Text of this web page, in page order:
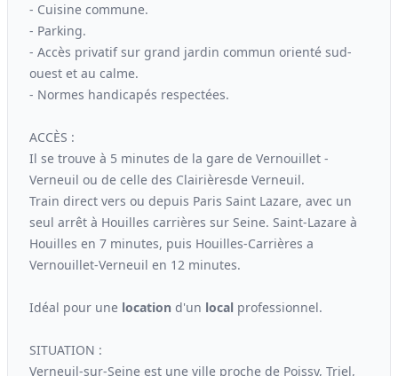
- Cuisine commune.
- Parking.
- Accès privatif sur grand jardin commun orienté sud-
ouest et au calme.
- Normes handicapés respectées.
ACCÈS :
Il se trouve à 5 minutes de la gare de Vernouillet -
Verneuil ou de celle des Clairièresde Verneuil.
Train direct vers ou depuis Paris Saint Lazare, avec un
seul arrêt à Houilles carrières sur Seine. Saint-Lazare à
Houilles en 7 minutes, puis Houilles-Carrières a
Vernouillet-Verneuil en 12 minutes.
Idéal pour une location d'un local professionnel.
SITUATION :
Verneuil-sur-Seine est une ville proche de Poissy, Triel,